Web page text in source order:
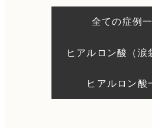
全ての症例
ヒアルロン酸（涙
ヒアルロン酸